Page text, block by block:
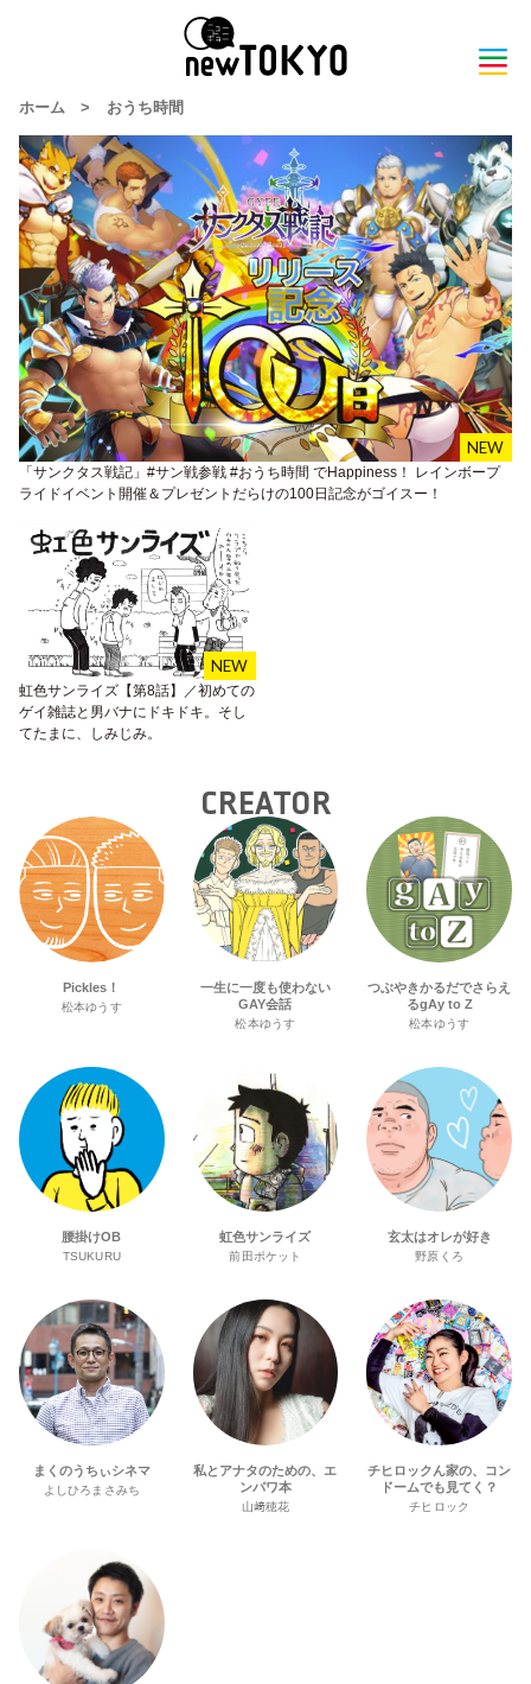
ホーム > おうち時間
「サンクタス戦記」#サン戦参戦 #おうち時間 でHappiness！ レインボープ
ライドイベント開催＆プレゼントだらけの100日記念がゴイスー！
虹色サンライズ【第8話】／初めての
ゲイ雑誌と男バナにドキドキ。そし
てたまに、しみじみ。
CREATOR
Pickles！
松本ゆうす
一生に一度も使わない
GAY会話
松本ゆうす
つぶやきかるだでさらえ
るgAy to Z
松本ゆうす
腰掛けOB
TSUKURU
虹色サンライズ
前田ポケット
玄太はオレが好き
野原くろ
まくのうちぃシネマ
よしひろまさみち
私とアナタのための、エ
ンパワ本
山﨑穂花
チヒロックん家の、コン
ドームでも見てく？
チヒロック